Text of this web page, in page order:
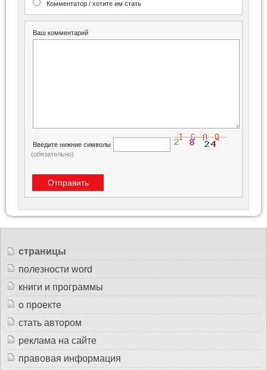
Комментатор / хотите им стать
Ваш комментарий
Введите нижние символы
(обязательно)
страницы
полезности word
книги и программы
о проекте
стать автором
реклама на сайте
правовая информация